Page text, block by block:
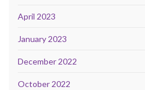
April 2023
January 2023
December 2022
October 2022